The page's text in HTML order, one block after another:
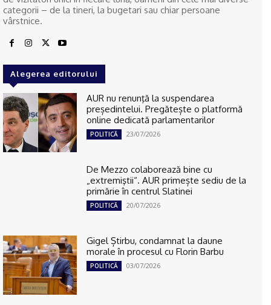
categorii – de la tineri, la bugetari sau chiar persoane
vârstnice.
Alegerea editorului
AUR nu renunţă la suspendarea
președintelui. Pregătește o platformă
online dedicată parlamentarilor
POLITICĂ 23/07/2026
De Mezzo colaborează bine cu
„extremiştii“. AUR primește sediu de la
primărie în centrul Slatinei
POLITICĂ 20/07/2026
Gigel Știrbu, condamnat la daune
morale în procesul cu Florin Barbu
POLITICĂ 03/07/2026